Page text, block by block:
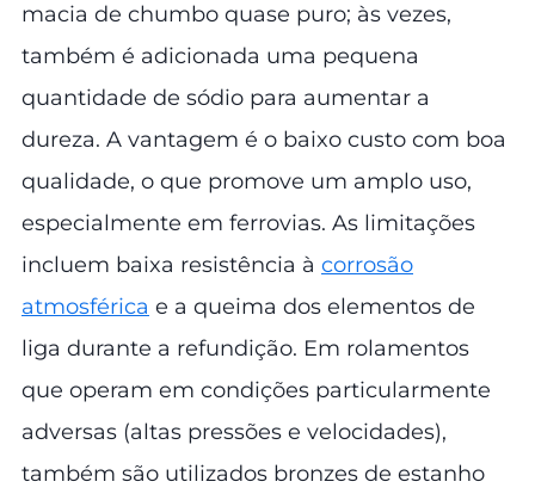
macia de chumbo quase puro; às vezes,
também é adicionada uma pequena
quantidade de sódio para aumentar a
dureza. A vantagem é o baixo custo com boa
qualidade, o que promove um amplo uso,
especialmente em ferrovias. As limitações
incluem baixa resistência à corrosão
atmosférica e a queima dos elementos de
liga durante a refundição. Em rolamentos
que operam em condições particularmente
adversas (altas pressões e velocidades),
também são utilizados bronzes de estanho